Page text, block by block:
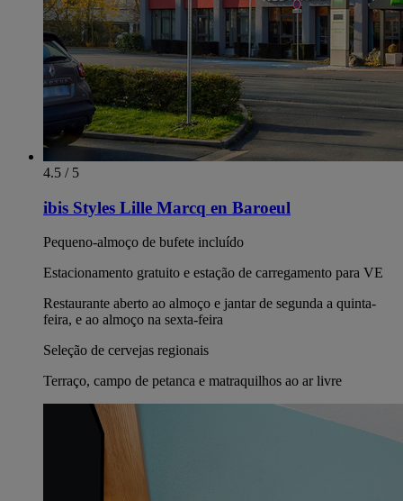
4.5 / 5
ibis Styles Lille Marcq en Baroeul
Pequeno-almoço de bufete incluído
Estacionamento gratuito e estação de carregamento para VE
Restaurante aberto ao almoço e jantar de segunda a quinta-
feira, e ao almoço na sexta-feira
Seleção de cervejas regionais
Terraço, campo de petanca e matraquilhos ao ar livre